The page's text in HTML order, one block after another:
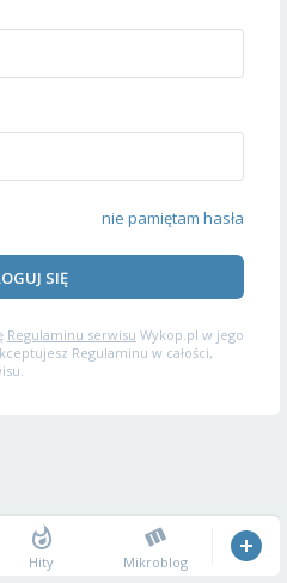
nie pamiętam hasła
SIĘ
Regulaminu serwisu Wykop.pl w jego
Regulaminu w całości,
Hity Mikroblog